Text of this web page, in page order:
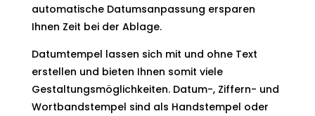
automatische Datumsanpassung ersparen
Ihnen Zeit bei der Ablage.
Datumtempel lassen sich mit und ohne Text
erstellen und bieten Ihnen somit viele
Gestaltungsmöglichkeiten. Datum-, Ziffern- und
Wortbandstempel sind als Handstempel oder